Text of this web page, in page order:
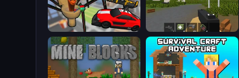
ZombieCraft.io
Cars vs Skibidi Toilet